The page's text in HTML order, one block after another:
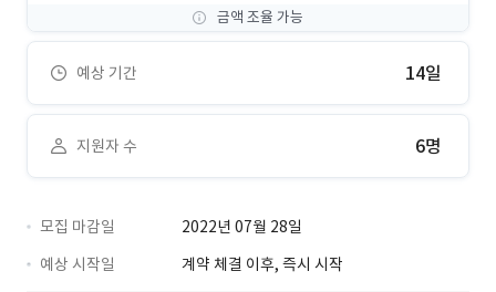
금액 조율 가능
예상 기간 14일
지원자 수 6명
모집 마감일
2022년 07월 28일
예상 시작일
계약 체결 이후, 즉시 시작